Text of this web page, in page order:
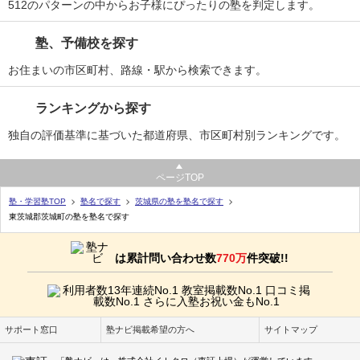
512のパターンの中からお子様にぴったりの塾を判定します。
塾、予備校を探す
お住まいの市区町村、路線・駅から検索できます。
ランキングから探す
独自の評価基準に基づいた都道府県、市区町村別ランキングです。
ページTOP
塾・学習塾TOP 塾名で探す
茨城県の塾を塾名で探す
東茨城郡茨城町の塾を塾名で探す
は累計問い合わせ数770万件突破!!
サポート窓口 塾ナビ掲載希望の方へ サイトマップ